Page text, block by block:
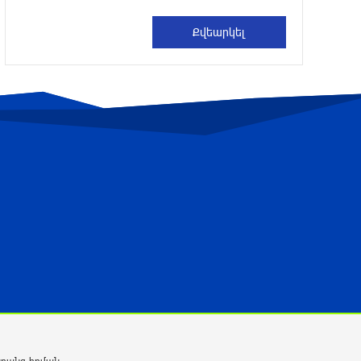
սահմանին խաղաղություն չի լինի,
պшտերազմ կuադրենք և այլ
հիմարnւթյուններ․ Տիգրան
Աբրահամյան
«Քաղաքագետ Աթաև. Փաշինյանը